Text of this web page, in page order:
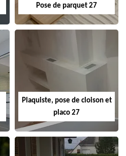
Pose de parquet 27
Plaquiste, pose de cloison et
placo 27